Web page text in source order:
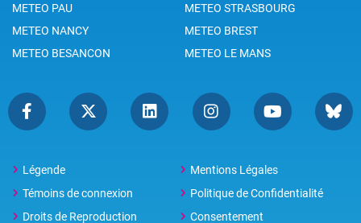
METEO PAU
METEO STRASBOURG
METEO NANCY
METEO BREST
METEO BESANCON
METEO LE MANS
Légende
Mentions Légales
Témoins de connexion
Politique de Confidentialité
Droits de Reproduction
Consentement